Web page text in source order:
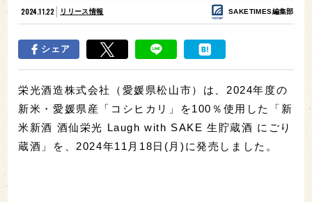
2024.11.22 リリース情報 SAKETIMES編集部
シェア
栄光酒造株式会社（愛媛県松山市）は、2024年度の
新米・愛媛県産「コシヒカリ」を100％使用した「新
米新酒 酒仙栄光 Laugh with SAKE 生貯蔵酒 にごり
蔵酒」を、2024年11月18日(月)に発売しました。